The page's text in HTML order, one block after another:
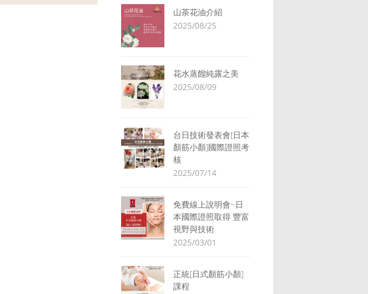
山茶花油介紹
2025/08/25
花水蒸餾純露之美
2025/08/09
台日技術發表會[日本
顏筋小顏]國際證照考
核
2025/07/14
免費線上說明會~日
本國際證照取得 豐富
視野與技術
2025/03/01
正統[日式顏筋小顏]
課程